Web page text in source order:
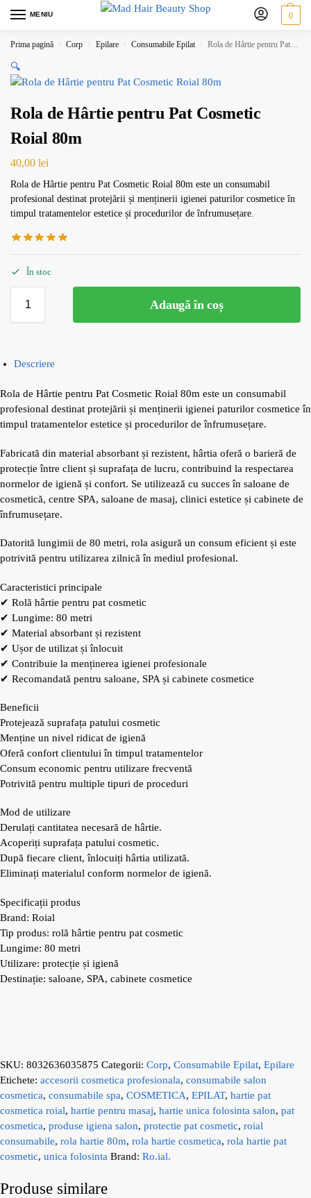
MENIU 0
Prima pagină / Corp / Epilare / Consumabile Epilat / Rola de Hârtie pentru Pat Cosmetic Roial 80m
🔍
Rola de Hârtie pentru Pat Cosmetic
Roial 80m
40,00 lei
Rola de Hârtie pentru Pat Cosmetic Roial 80m este un consumabil
profesional destinat protejării și menținerii igienei paturilor cosmetice în
timpul tratamentelor estetice și procedurilor de înfrumusețare.
În stoc
Adaugă în coș
Descriere
Rola de Hârtie pentru Pat Cosmetic Roial 80m este un consumabil
profesional destinat protejării și menținerii igienei paturilor cosmetice în
timpul tratamentelor estetice și procedurilor de înfrumusețare.
Fabricată din material absorbant și rezistent, hârtia oferă o barieră de
protecție între client și suprafața de lucru, contribuind la respectarea
normelor de igienă și confort. Se utilizează cu succes în saloane de
cosmetică, centre SPA, saloane de masaj, clinici estetice și cabinete de
înfrumusețare.
Datorită lungimii de 80 metri, rola asigură un consum eficient și este
potrivită pentru utilizarea zilnică în mediul profesional.
Caracteristici principale
✔ Rolă hârtie pentru pat cosmetic
✔ Lungime: 80 metri
✔ Material absorbant și rezistent
✔ Ușor de utilizat și înlocuit
✔ Contribuie la menținerea igienei profesionale
✔ Recomandată pentru saloane, SPA și cabinete cosmetice
Beneficii
Protejează suprafața patului cosmetic
Menține un nivel ridicat de igienă
Oferă confort clientului în timpul tratamentelor
Consum economic pentru utilizare frecventă
Potrivită pentru multiple tipuri de proceduri
Mod de utilizare
Derulați cantitatea necesară de hârtie.
Acoperiți suprafața patului cosmetic.
După fiecare client, înlocuiți hârtia utilizată.
Eliminați materialul conform normelor de igienă.
Specificații produs
Brand: Roial
Tip produs: rolă hârtie pentru pat cosmetic
Lungime: 80 metri
Utilizare: protecție și igienă
Destinație: saloane, SPA, cabinete cosmetice
SKU: 8032636035875 Categorii: Corp, Consumabile Epilat, Epilare
Etichete: accesorii cosmetica profesionala, consumabile salon
cosmetica, consumabile spa, COSMETICA, EPILAT, hartie pat
cosmetica roial, hartie pentru masaj, hartie unica folosinta salon, pat
cosmetica, produse igiena salon, protectie pat cosmetic, roial
consumabile, rola hartie 80m, rola hartie cosmetica, rola hartie pat
cosmetic, unica folosinta Brand: Ro.ial.
Produse similare